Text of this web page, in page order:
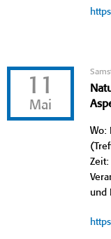
11
Mai
Wo:
und